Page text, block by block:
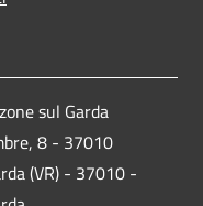
sul Garda
8 - 37010
(VR) - 37010 -